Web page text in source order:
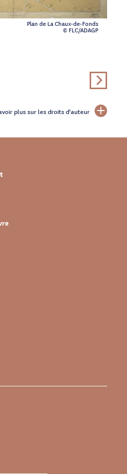
Plan de La Chaux-de-Fonds
© FLC/ADAGP
plus sur les droits d'auteur